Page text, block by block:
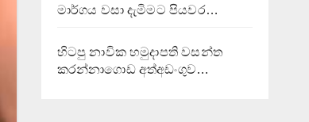
මාර්ගය වසා දැමිමට පියවර…
හිටපු නාවික හමුදාපති වසන්ත
කරන්නාගොඩ අත්අඩංගුව…